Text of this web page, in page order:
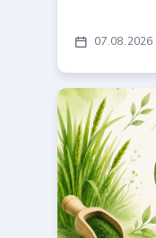
07 08 2026